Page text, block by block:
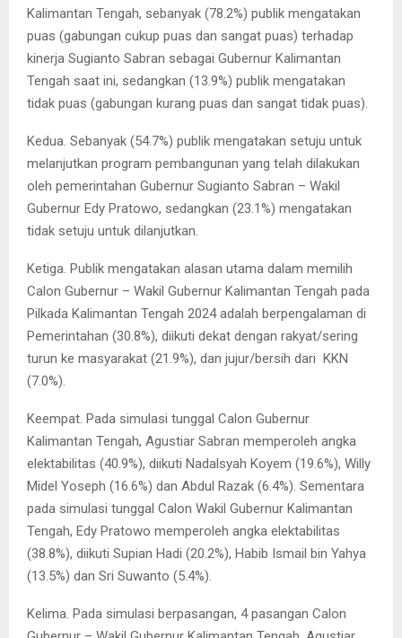
Kalimantan Tengah, sebanyak (78.2%) publik mengatakan
puas (gabungan cukup puas dan sangat puas) terhadap
kinerja Sugianto Sabran sebagai Gubernur Kalimantan
Tengah saat ini, sedangkan (13.9%) publik mengatakan
tidak puas (gabungan kurang puas dan sangat tidak puas).
Kedua. Sebanyak (54.7%) publik mengatakan setuju untuk
melanjutkan program pembangunan yang telah dilakukan
oleh pemerintahan Gubernur Sugianto Sabran – Wakil
Gubernur Edy Pratowo, sedangkan (23.1%) mengatakan
tidak setuju untuk dilanjutkan.
Ketiga. Publik mengatakan alasan utama dalam memilih
Calon Gubernur – Wakil Gubernur Kalimantan Tengah pada
Pilkada Kalimantan Tengah 2024 adalah berpengalaman di
Pemerintahan (30.8%), diikuti dekat dengan rakyat/sering
turun ke masyarakat (21.9%), dan jujur/bersih dari KKN
(7.0%).
Keempat. Pada simulasi tunggal Calon Gubernur
Kalimantan Tengah, Agustiar Sabran memperoleh angka
elektabilitas (40.9%), diikuti Nadalsyah Koyem (19.6%), Willy
Midel Yoseph (16.6%) dan Abdul Razak (6.4%). Sementara
pada simulasi tunggal Calon Wakil Gubernur Kalimantan
Tengah, Edy Pratowo memperoleh angka elektabilitas
(38.8%), diikuti Supian Hadi (20.2%), Habib Ismail bin Yahya
(13.5%) dan Sri Suwanto (5.4%).
Kelima. Pada simulasi berpasangan, 4 pasangan Calon